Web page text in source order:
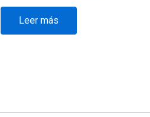
Leer más